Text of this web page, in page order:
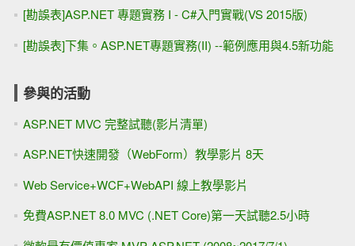
[勘誤表]ASP.NET 專題實務 I - C#入門實戰(VS 2015版)
[勘誤表]下集。ASP.NET專題實務(II) --範例應用與4.5新功能
參與的活動
ASP.NET MVC 完整試聽(影片清單)
ASP.NET快速開發（WebForm）教學影片 8天
Web Service+WCF+WebAPI 線上教學影片
免費ASP.NET 8.0 MVC (.NET Core)第一天試聽2.5小時